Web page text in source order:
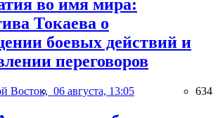
во имя мира:
Токаева о
боевых действий и
переговоров
Восток, 06 августа, 13:05 634